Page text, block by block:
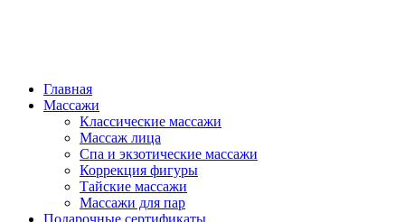
Главная
Массажи
Классические массажи
Массаж лица
Спа и экзотические массажи
Коррекция фигуры
Тайские массажи
Массажи для пар
Подарочные сертификаты